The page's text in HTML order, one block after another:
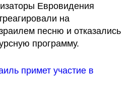
Евровидения
на
песню и отказались
программу.
примет участие в